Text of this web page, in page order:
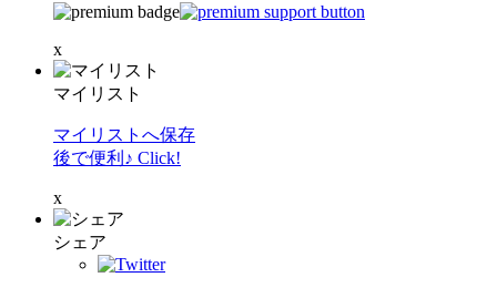
x
マイリスト
マイリストへ保存
後で便利♪ Click!
x
シェア